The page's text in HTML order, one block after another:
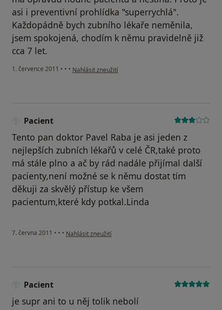
asi i preventivní prohlídka "superrychlá".
Každopádně bych zubního lékaře neměnila,
jsem spokojená, chodím k němu pravidelně již
cca 7 let.
1. července 2011 • • • podle názoru uživatele Pacient
Nahlásit zneužití
Pacient
Tento pan doktor Pavel Raba je asi jeden z
nejlepších zubních lékařů v celé ČR,také proto
má stále plno a ač by rád nadále přijímal další
pacienty,není možné se k němu dostat tím
děkuji za skvělý přístup ke všem
pacientum,které kdy potkal.Linda
7. června 2011 • • • podle názoru uživatele Pacient
Nahlásit zneužití
Pacient
je supr ani to u něj tolik nebolí